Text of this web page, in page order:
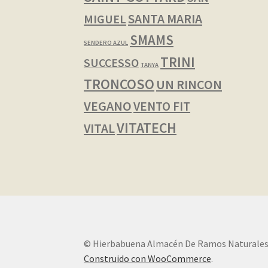
MIGUELSANTA MARIA
SENDERO AZUL SMAMS
SUCCESSO TANYA TRINI
TRONCOSO UN RINCON
VEGANOVENTO FIT
VITALVITATECH
© Hierbabuena Almacén De Ramos
Construido con WooCommerce.